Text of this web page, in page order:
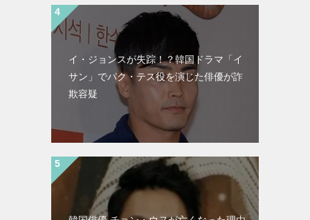
イ・ジョンスが失踪！？韓国ドラマ「イ
サン」でパク・テス役を演じた俳優が詐
欺容疑